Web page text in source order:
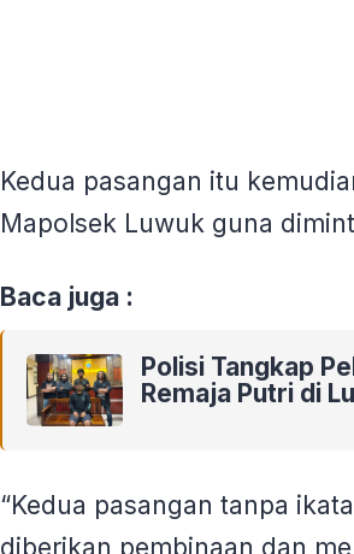
Kedua pasangan itu
Mapolsek Luwuk guna
Baca juga :
Polisi Tangkap
Remaja Putri di
“Kedua pasangan tanpa
diberikan pembinaan dan